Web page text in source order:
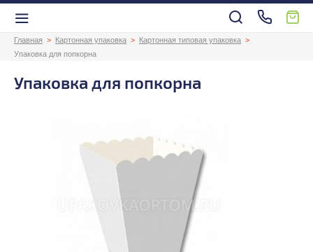
Главная Картонная упаковка
Картонная типовая упаковка
Упаковка для попкорна
Упаковка для попкорна